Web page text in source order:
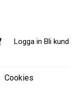
Logga in Bli kund
Cookies